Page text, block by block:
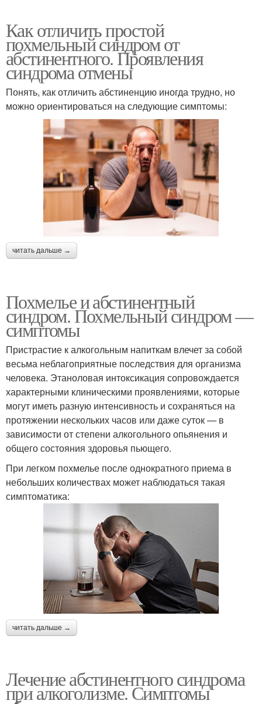
Как отличить простой
похмельный синдром от
абстинентного. Проявления
синдрома отмены
Понять, как отличить абстиненцию иногда трудно, но
можно ориентироваться на следующие симптомы:
читать дальше →
Похмелье и абстинентный
синдром. Похмельный синдром —
симптомы
Пристрастие к алкогольным напиткам влечет за собой
весьма неблагоприятные последствия для организма
человека. Этаноловая интоксикация сопровождается
характерными клиническими проявлениями, которые
могут иметь разную интенсивность и сохраняться на
протяжении нескольких часов или даже суток — в
зависимости от степени алкогольного опьянения и
общего состояния здоровья пьющего.
При легком похмелье после однократного приема в
небольших количествах может наблюдаться такая
симптоматика:
читать дальше →
Лечение абстинентного синдрома
при алкоголизме. Симптомы